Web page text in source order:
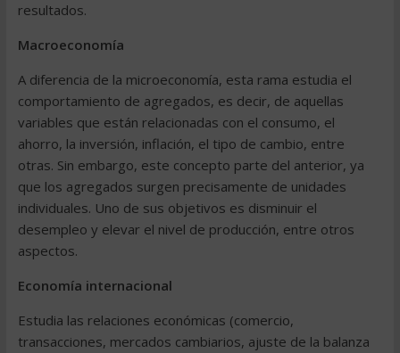
resultados.
Macroeconomía
A diferencia de la microeconomía, esta rama estudia el
comportamiento de agregados, es decir, de aquellas
variables que están relacionadas con el consumo, el
ahorro, la inversión, inflación, el tipo de cambio, entre
otras. Sin embargo, este concepto parte del anterior, ya
que los agregados surgen precisamente de unidades
individuales. Uno de sus objetivos es disminuir el
desempleo y elevar el nivel de producción, entre otros
aspectos.
Economía internacional
Estudia las relaciones económicas (comercio,
transacciones, mercados cambiarios, ajuste de la balanza